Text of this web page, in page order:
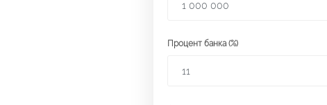
Процент банка (%)